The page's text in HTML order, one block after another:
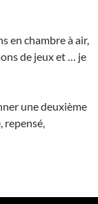
en chambre à air,
de jeux et … je
une deuxième
repensé,